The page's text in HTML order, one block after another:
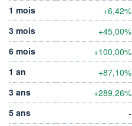
1 mois
+6,42%
3 mois
+45,00%
6 mois
+100,00%
1 an
+87,10%
3 ans
+289,26%
5 ans
-